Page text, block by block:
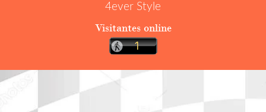
4ever Style
Visitantes online